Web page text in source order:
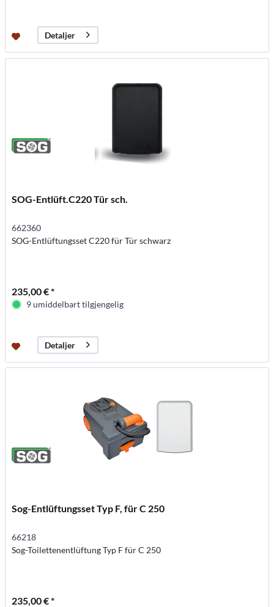
Detaljer
SOG-Entlüft.C220 Tür sch.
662360
SOG-Entlüftungsset C220 für Tür schwarz
235,00 € *
9 umiddelbart tilgjengelig
Detaljer
Sog-Entlüftungsset Typ F, für C 250
66218
Sog-Toilettenentlüftung Typ F für C 250
235,00 € *